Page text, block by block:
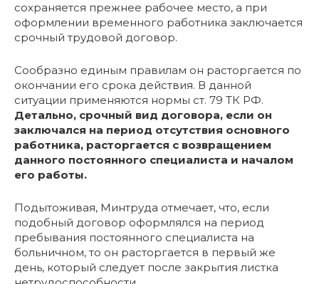
сохраняется прежнее рабочее место, а при
оформлении временного работника заключается
срочный трудовой договор.
Сообразно единым правилам он расторгается по
окончании его срока действия. В данной
ситуации применяются нормы ст. 79 ТК РФ.
Детально, срочный вид договора, если он
заключался на период отсутствия основного
работника, расторгается с возвращением
данного постоянного специалиста и началом
его работы.
Подытоживая, Минтруда отмечает, что, если
подобный договор оформлялся на период
пребывания постоянного специалиста на
больничном, то он расторгается в первый же
день, который следует после закрытия листка